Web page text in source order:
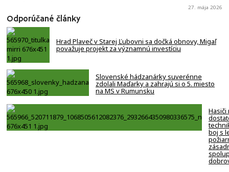
27. mája 2026
Odporúčané články
Hrad Plaveč v Starej Ľubovni sa dočká obnovy, Migaľ
považuje projekt za významnú investíciu
Slovenské hádzanárky suverénne
zdolali Maďarky a zahrajú si o 5. miesto
na MS v Rumunsku
Hasiči
boj s